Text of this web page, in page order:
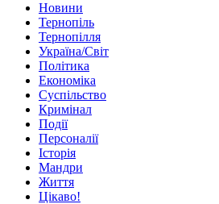
Новини
Тернопіль
Тернопілля
Україна/Світ
Політика
Економіка
Суспільство
Кримінал
Події
Персоналії
Історія
Мандри
Життя
Цікаво!